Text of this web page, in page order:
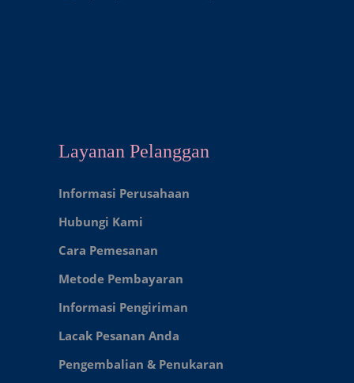
Layanan Pelanggan
Informasi Perusahaan
Hubungi Kami
Cara Pemesanan
Metode Pembayaran
Informasi Pengiriman
Lacak Pesanan Anda
Pengembalian & Penukaran